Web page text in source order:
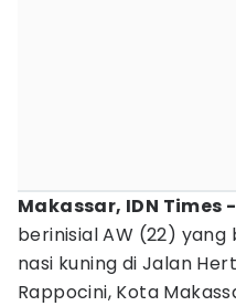
Makassar, IDN Times -
berinisial AW (22)
nasi kuning di Jalan
Rappocini, Kota